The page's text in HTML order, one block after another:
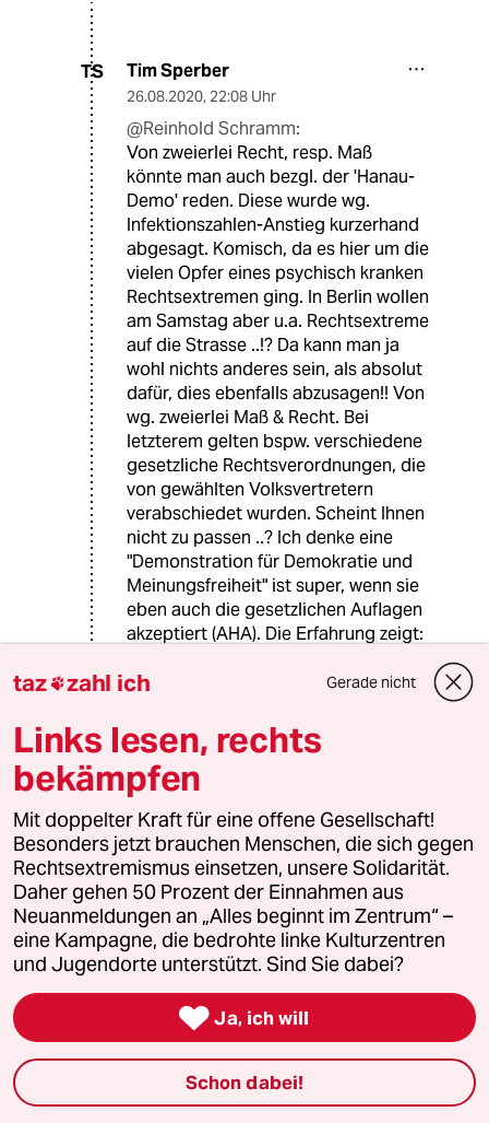
TS Tim Sperber
26.08.2020, 22:08 Uhr
@Reinhold Schramm:
Von zweierlei Recht, resp. Maß
könnte man auch bezgl. der 'Hanau-
Demo' reden. Diese wurde wg.
Infektionszahlen-Anstieg kurzerhand
abgesagt. Komisch, da es hier um die
vielen Opfer eines psychisch kranken
Rechtsextremen ging. In Berlin wollen
am Samstag aber u.a. Rechtsextreme
auf die Strasse ..!? Da kann man ja
wohl nichts anderes sein, als absolut
dafür, dies ebenfalls abzusagen!! Von
wg. zweierlei Maß & Recht. Bei
letzterem gelten bspw. verschiedene
gesetzliche Rechtsverordnungen, die
von gewählten Volksvertretern
verabschiedet wurden. Scheint Ihnen
nicht zu passen ..? Ich denke eine
"Demonstration für Demokratie und
Meinungsfreiheit" ist super, wenn sie
eben auch die gesetzlichen Auflagen
akzeptiert (AHA). Die Erfahrung zeigt:
halt Ihre Demokratie gerne selber
1G 15833 (Profil gelöscht)
26.08.2020,15:33 Uhr
Demokratie tut weh, es bedeutet das ich auch
seltsame Menschen demonstrieren lasse.
Mit der Begründung von Herrn Geisel kann ich
jede Demo verbieten und das geht nicht.
Ich bin mir aber sicher das wird ein Gericht
kippen.
TS Tim Sperber
15:29 Uhr
Auf Twitter ruft eine rechte Gruppe
taz zahl ich Gerade nicht
Links lesen, rechts
bekämpfen
Mit doppelter Kraft für eine offene Gesellschaft!
Besonders jetzt brauchen Menschen, die sich gegen
Rechtsextremismus einsetzen, unsere Solidarität.
Daher gehen 50 Prozent der Einnahmen aus
Neuanmeldungen an „Alles beginnt im Zentrum“ –
eine Kampagne, die bedrohte linke Kulturzentren
und Jugendorte unterstützt. Sind Sie dabei?
 Ja, ich will
Schon dabei!